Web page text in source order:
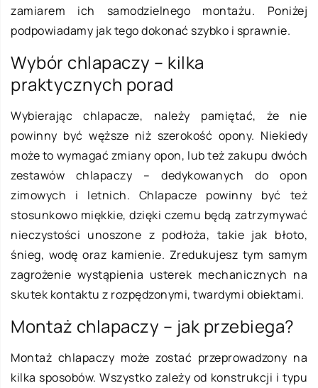
zamiarem ich samodzielnego montażu. Poniżej
podpowiadamy jak tego dokonać szybko i sprawnie.
Wybór chlapaczy – kilka
praktycznych porad
Wybierając chlapacze, należy pamiętać, że nie
powinny być węższe niż szerokość opony. Niekiedy
może to wymagać zmiany opon, lub też zakupu dwóch
zestawów chlapaczy – dedykowanych do opon
zimowych i letnich. Chlapacze powinny być też
stosunkowo miękkie, dzięki czemu będą zatrzymywać
nieczystości unoszone z podłoża, takie jak błoto,
śnieg, wodę oraz kamienie. Zredukujesz tym samym
zagrożenie wystąpienia usterek mechanicznych na
skutek kontaktu z rozpędzonymi, twardymi obiektami.
Montaż chlapaczy – jak przebiega?
Montaż chlapaczy może zostać przeprowadzony na
kilka sposobów. Wszystko zależy od konstrukcji i typu